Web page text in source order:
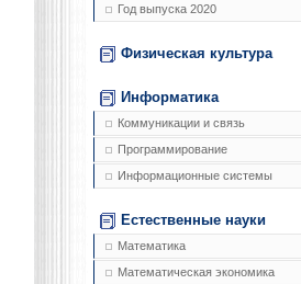
Год выпуска 2020
Физическая культура
Информатика
Коммуникации и связь
Программирование
Информационные системы
Естественные науки
Математика
Математическая экономика